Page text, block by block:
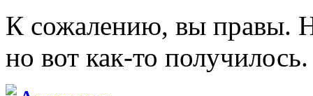
К сожалению, вы правы.
но вот как-то получилось.